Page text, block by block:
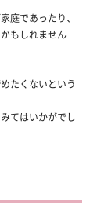
庭であったり、
もしれません
たくないという
てはいかがでし